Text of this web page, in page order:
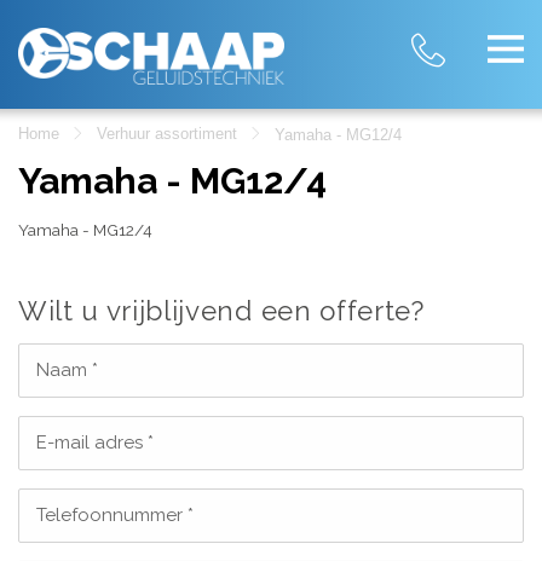
Home Verhuur assortiment Yamaha - MG12/4
Yamaha - MG12/4
Yamaha - MG12/4
Wilt u vrijblijvend een offerte?
Naam *
E-mail adres *
Telefoonnummer *